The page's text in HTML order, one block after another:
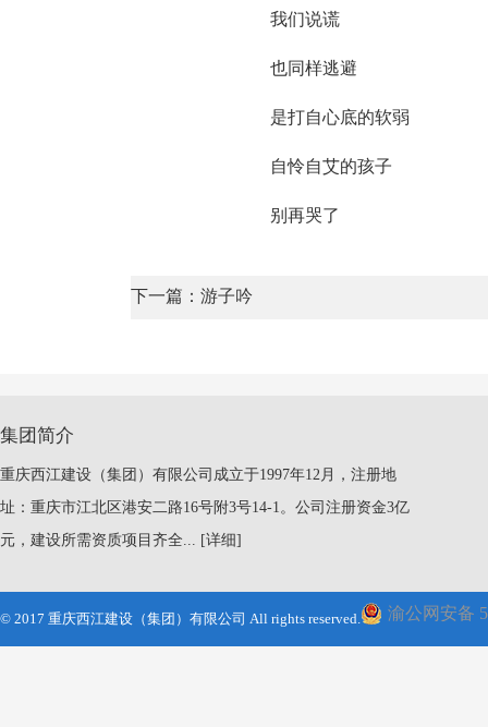
我们说谎
也同样逃避
是打自心底的软弱
自怜自艾的孩子
别再哭了
下一篇：游子吟
集团简介
重庆西江建设（集团）有限公司成立于1997年12月，注册地
址：重庆市江北区港安二路16号附3号14-1。公司注册资金3亿
元，建设所需资质项目齐全... [详细]
© 2017 重庆西江建设（集团）有限公司 All rights reserved. 渝公网安备